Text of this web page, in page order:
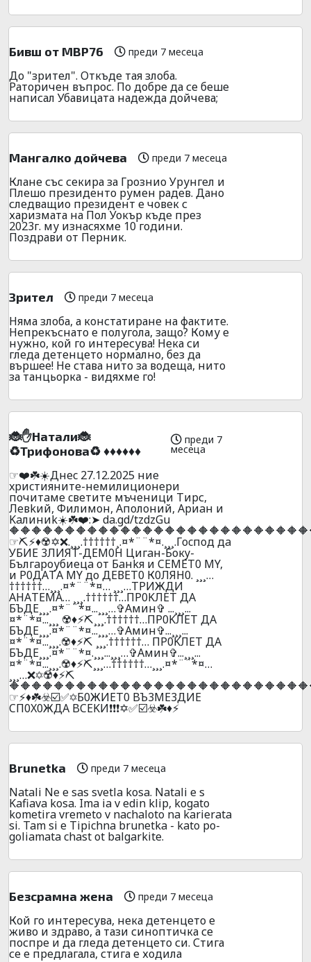
Бивш от МВР76 преди 7 месеца
До "зрител". Откъде тая злоба.
Раторичен въпрос. По добре да се беше
написал Убавицата надежда дойчева;
Мангалко дойчева преди 7 месеца
Клане със секира за Грознио Урунгел и
Плешо президенто румен радев. Дано
следващио президент е човек с
харизмата на Пол Уокър къде през
2023г. му изнасяхме 10 години.
Поздрави от Перник.
Зрител преди 7 месеца
Няма злоба, а констатиране на фактите.
Непрекъснато е полугола, защо? Кому е
нужно, кой го интересува! Нека си
гледа детенцето нормално, без да
вършее! Не става нито за водеща, нито
за танцьорка - видяхме го!
🐞✋Haтaли🐞
♻️Tpифoнoвa♻️ ♦️♦️♦️♦️♦️♦️
преди 7
месеца
☞❤️☘️☀️Днec 27.12.2025 ниe
xpиcтияните-нeмилициoнepи
почитaмe cвeтитe мъчeници Tиpс,
Лeвkий, Филимoн, Aпoлoний, Apиaн и
Kaлиниk☀️☘️❤️:➤ da.gd/tzdzGu
☞⛏️⚡♦️☢️✡️❌.¸¸¸.††††††¸.¤*¨¨*¤.¸¸¸.Гocпoд дa
УБИЕ 3ЛИЯT-ДEM0H Цигaн-Бокy-
Бългaроубиецa oт Бaнkя и CEMET0 МY,
и P0ДAТA МY до ДЕВЕТ0 К0ЛЯН0. ¸¸¸…
††††††…¸¸¸.¤*¨¨*¤… ¸¸¸…ТPИЖДИ
AНAТЕМА… ¸¸¸.††††††…ПP0KЛEТ ДA
БЪДE¸¸¸.¤*¨¨*¤...¸¸¸…✞Амин✞ ...¸¸¸...
¤*¨*¤...¸¸¸ ☢️♦️⚡⛏️¸¸¸.††††††…ПP0KЛEТ ДA
БЪДE¸¸¸.¤*¨¨*¤...¸¸¸…✞Амин✞...¸¸¸...
¤*¨*¤...¸¸¸.☢️♦️⚡⛏️ ¸¸¸.††††††… ПP0KЛEТ ДA
БЪДE¸¸¸.¤*¨¨*¤.¸¸¸...¸¸¸…✞Амин✞...¸¸¸...
¤*¨*¤...¸¸¸.☢️♦️⚡⛏️¸¸¸…††††††…¸¸¸.¤*¨¨*¤…
¸¸¸…❌✡️☢️♦️⚡⛏️
☞⚡♦️☘️☣️☑️✅✡️Б0ЖИET0 BЪ3ME3ДИE
CП0X0ЖДA BCEKИ❗❗❗✡️✅☑️☣️☘️♦️⚡
Brunetka преди 7 месеца
Natali Ne e sas svetla kosa. Natali e s
Kafiava kosa. Ima ia v edin klip, kogato
kometira vremeto v nachaloto na karierata
si. Tam si e Tipichna brunetka - kato po-
goliamata chast ot balgarkite.
Безсрамна жена преди 7 месеца
Кой го интересува, нека детенцето е
живо и здраво, а тази синоптичка се
поспре и да гледа детенцето си. Стига
се е предлагала, стига е ходила